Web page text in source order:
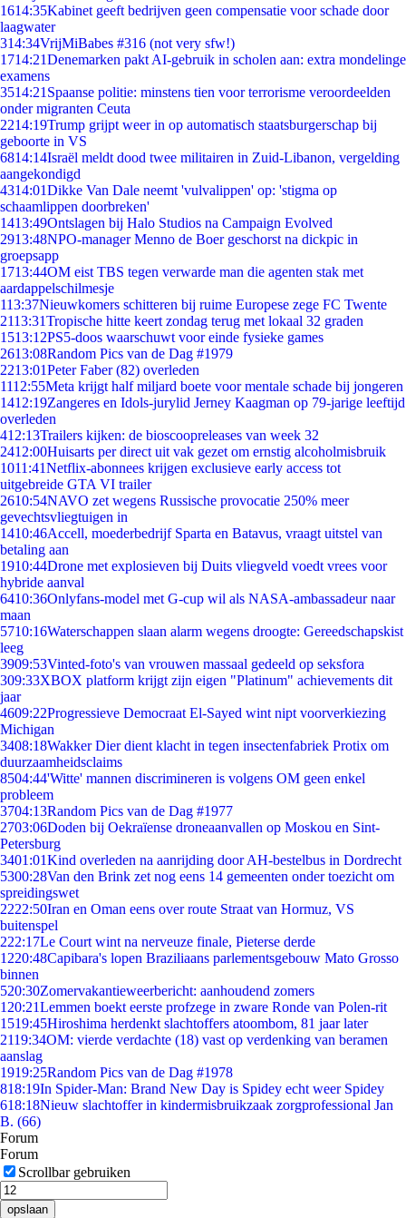
1614:35Kabinet geeft bedrijven geen compensatie voor schade door
laagwater
314:34VrijMiBabes #316 (not very sfw!)
1714:21Denemarken pakt AI-gebruik in scholen aan: extra mondelinge
examens
3514:21 Spaanse politie: minstens tien voor terrorisme veroordeelden
onder migranten Ceuta
2214:19Trump grijpt weer in op automatisch staatsburgerschap bij
geboorte in VS
6814:14Israël meldt dood twee militairen in Zuid-Libanon, vergelding
aangekondigd
4314:01Dikke Van Dale neemt 'vulvalippen' op: 'stigma op
schaamlippen doorbreken'
1413:49Ontslagen bij Halo Studios na Campaign Evolved
2913:48NPO-manager Menno de Boer geschorst na dickpic in
groepsapp
1713:44OM eist TBS tegen verwarde man die agenten stak met
aardappelschilmesje
113:37Nieuwkomers schitteren bij ruime Europese zege FC Twente
2113:31Tropische hitte keert zondag terug met lokaal 32 graden
1513:12PS5-doos waarschuwt voor einde fysieke games
2613:08Random Pics van de Dag #1979
2213:01Peter Faber (82) overleden
1112:55Meta krijgt half miljard boete voor mentale schade bij jongeren
1412:19Zangeres en Idols-jurylid Jerney Kaagman op 79-jarige leeftijd
overleden
412:13Trailers kijken: de bioscoopreleases van week 32
2412:00Huisarts per direct uit vak gezet om ernstig alcoholmisbruik
1011:41Netflix-abonnees krijgen exclusieve early access tot
uitgebreide GTA VI trailer
2610:54NAVO zet wegens Russische provocatie 250% meer
gevechtsvliegtuigen in
1410:46Accell, moederbedrijf Sparta en Batavus, vraagt uitstel van
betaling aan
1910:44Drone met explosieven bij Duits vliegveld voedt vrees voor
hybride aanval
6410:36Onlyfans-model met G-cup wil als NASA-ambassadeur naar
maan
5710:16Waterschappen slaan alarm wegens droogte: Gereedschapskist
leeg
3909:53Vinted-foto's van vrouwen massaal gedeeld op seksfora
309:33XBOX platform krijgt zijn eigen "Platinum" achievements dit
jaar
4609:22Progressieve Democraat El-Sayed wint nipt voorverkiezing
Michigan
3408:18Wakker Dier dient klacht in tegen insectenfabriek Protix om
duurzaamheidsclaims
8504:44'Witte' mannen discrimineren is volgens OM geen enkel
probleem
3704:13Random Pics van de Dag #1977
2703:06Doden bij Oekraïense droneaanvallen op Moskou en Sint-
Petersburg
3401:01Kind overleden na aanrijding door AH-bestelbus in Dordrecht
5300:28Van den Brink zet nog eens 14 gemeenten onder toezicht om
spreidingswet
2222:50Iran en Oman eens over route Straat van Hormuz, VS
buitenspel
222:17Le Court wint na nerveuze finale, Pieterse derde
1220:48Capibara's lopen Braziliaans parlementsgebouw Mato Grosso
binnen
520:30Zomervakantieweerbericht: aanhoudend zomers
1 20:21Lemmen boekt eerste profzege in zware Ronde van Polen-rit
1519:45Hiroshima herdenkt slachtoffers atoombom, 81 jaar later
2119:34OM: vierde verdachte (18) vast op verdenking van beramen
aanslag
1919:25Random Pics van de Dag #1978
818:19In Spider-Man: Brand New Day is Spidey echt weer Spidey
618:18Nieuw slachtoffer in kindermisbruikzaak zorgprofessional Jan
B. (66)
Forum
Forum
Scrollbar gebruiken
opslaan